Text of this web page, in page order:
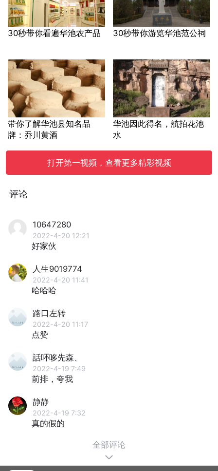
30秒带你看遍华池农产品 30秒带你游览华池范公祠
带你了解华池县知名品
牌：乔川黄酒
华池因此得名，航拍花池
水
打开第一视频，查看更多精彩视频
评论
10647280
2022-4-20 12:21
好家伙
人生9019774
2022-4-20 11:41
哈哈哈
路口左转
2022-4-20 11:17
点赞
話吥哆先森、
2022-4-19 7:49
前排，夸我
静静
2022-4-19 7:32
真的假的
全部评论